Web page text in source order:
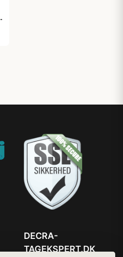
DECRA-
TAGEKSPERT.DK